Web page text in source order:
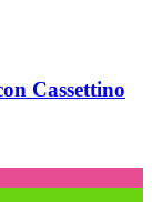
Cassettino